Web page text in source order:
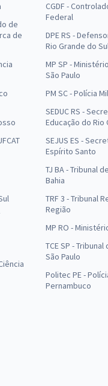
de
de
CGDF -
Federal
DPE RS -
Rio Grande do
MP SP -
São Paulo
PM SC - Polícia
SEDUC RS -
Educação do Rio
SEJUS ES -
Espírito Santo
TJ BA - Tribunal
Bahia
TRF 3 - Tribunal
Região
MP RO -
TCE SP -
São Paulo
Politec PE -
Pernambuco